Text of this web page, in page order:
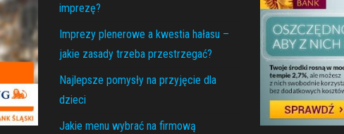
imprezę?
Imprezy plenerowe a kwestia hałasu –
jakie zasady trzeba przestrzegać?
Najlepsze pomysły na przyjęcie dla
dzieci
Jakie menu wybrać na firmową